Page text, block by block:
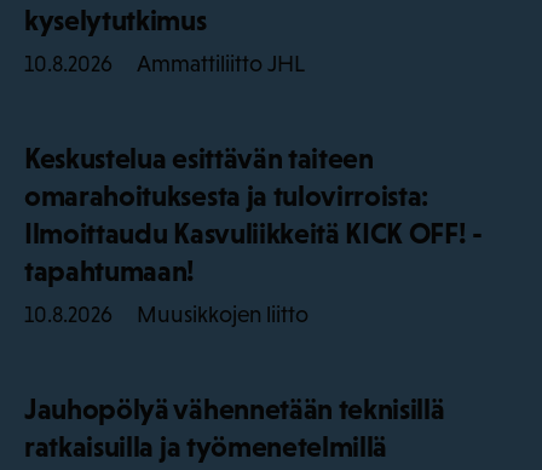
kyselytutkimus
10.8.2026 Ammattiliitto JHL
Keskustelua esittävän taiteen
omarahoituksesta ja tulovirroista:
Ilmoittaudu Kasvuliikkeitä KICK OFF! -
tapahtumaan!
10.8.2026 Muusikkojen liitto
Jauhopölyä vähennetään teknisillä
ratkaisuilla ja työmenetelmillä